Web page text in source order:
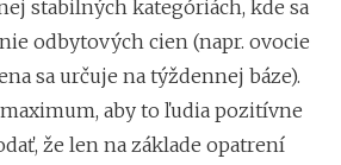
stabilných kategóriách, kde sa
odbytových cien (napr. ovocie
sa určuje na týždennej báze).
aby to ľudia pozitívne
že len na základe opatrení